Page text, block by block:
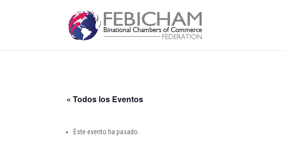
« Todos los Eventos
Este evento ha pasado.